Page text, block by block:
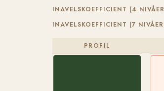
INAVELSKOEFFICIENT (4
INAVELSKOEFFICIENT (7
PROFIL